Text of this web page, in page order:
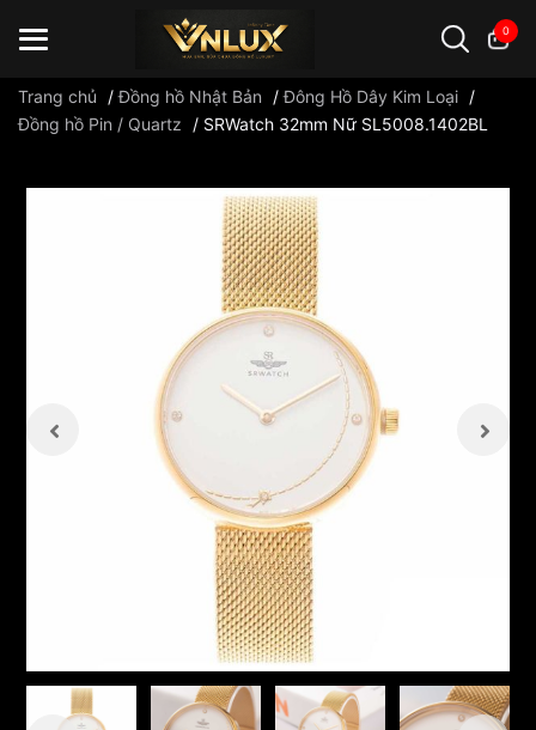
0
Trang chủ /Đồng hồ Nhật Bản /Đông Hồ Dây Kim Loại /
Đồng hồ Pin / Quartz
/ SRWatch 32mm Nữ SL5008.1402BL